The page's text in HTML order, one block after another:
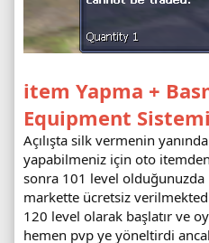
item Yapma +
Equipment Sistemi
Açılışta silk vermenin
yapabilmeniz için oto
sonra 101 level
markette ücretsiz
120 level olarak başlatır ve
hemen pvp ye yöneltirdi